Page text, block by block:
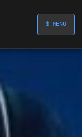
$ MENU